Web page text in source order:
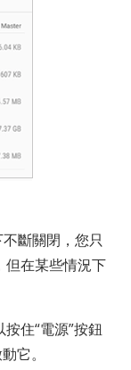
斷關閉，您只
但在某些情況下
住“電源”按鈕
它。